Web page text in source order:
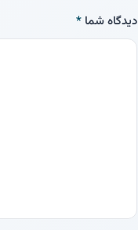
دیدگاه شما *